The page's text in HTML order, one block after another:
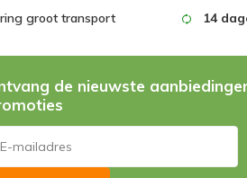
groot transport 14
de nieuwste